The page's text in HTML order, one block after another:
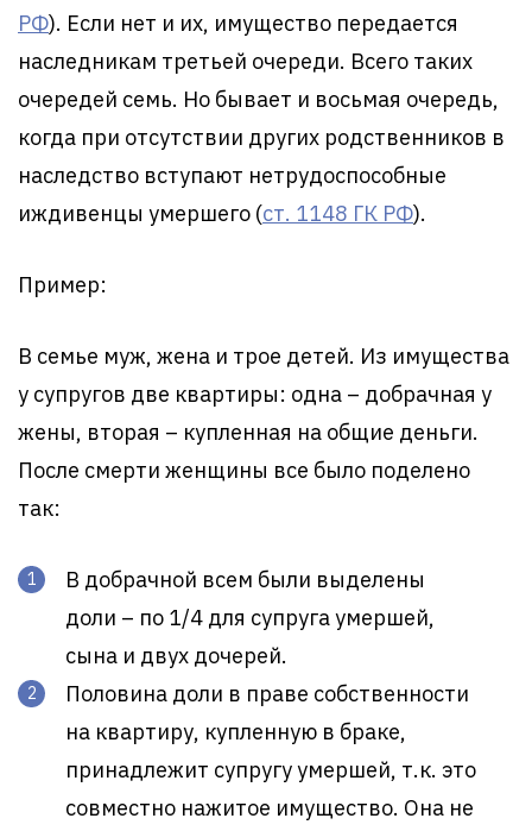
РФ). Если нет и их, имущество передается
наследникам третьей очереди. Всего таких
очередей семь. Но бывает и восьмая очередь,
когда при отсутствии других родственников в
наследство вступают нетрудоспособные
иждивенцы умершего (ст. 1148 ГК РФ).
Пример:
В семье муж, жена и трое детей. Из имущества
у супругов две квартиры: одна – добрачная у
жены, вторая – купленная на общие деньги.
После смерти женщины все было поделено
так:
В добрачной всем были выделены
доли – по 1/4 для супруга умершей,
сына и двух дочерей.
Половина доли в праве собственности
на квартиру, купленную в браке,
принадлежит супругу умершей, т.к. это
совместно нажитое имущество. Она не